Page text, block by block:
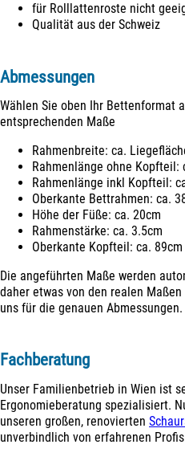
für Rolllattenroste nicht
Qualität aus der Schweiz
Abmessungen
Wählen Sie oben Ihr Bettenformat
entsprechenden Maße
Rahmenbreite: ca.
Rahmenlänge ohne Kopfteil:
Rahmenlänge inkl Kopfteil:
Oberkante Bettrahmen: ca.
Höhe der Füße: ca. 20cm
Rahmenstärke: ca. 3.5cm
Oberkante Kopfteil: ca. 89cm
Die angeführten Maße werden
daher etwas von den realen
uns für die genauen Abmessungen.
Fachberatung
Unser Familienbetrieb in Wien ist
Ergonomieberatung spezialisiert.
unseren großen, renovierten
unverbindlich von erfahrenen